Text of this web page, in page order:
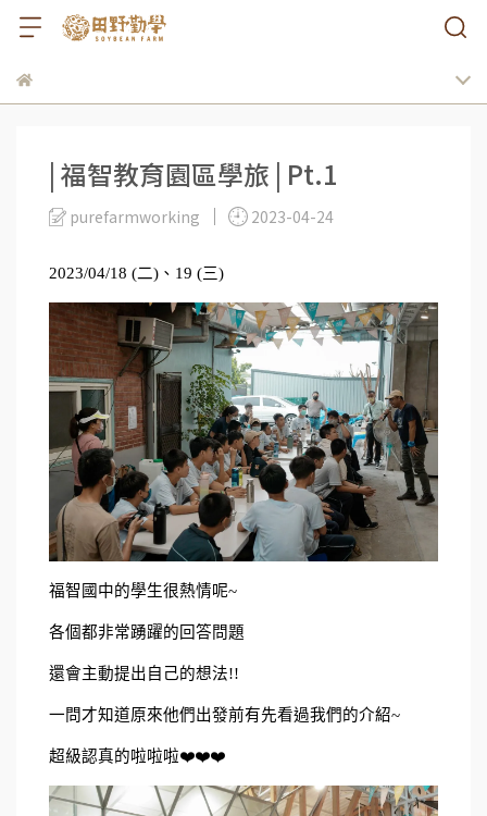
| 福智教育園區學旅 | Pt.1
purefarmworking 2023-04-24
2023/04/18 (二)、19 (三)
福智國中的學生很熱情呢~
各個都非常踴躍的回答問題
還會主動提出自己的想法!!
一問才知道原來他們出發前有先看過我們的介紹~
超級認真的啦啦啦❤️❤️❤️